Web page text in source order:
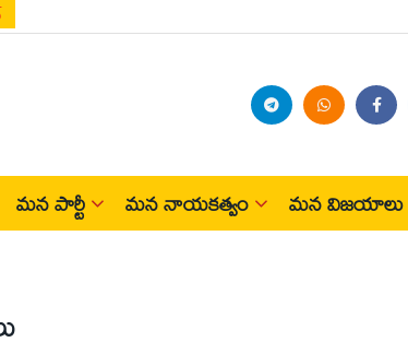
మన పార్టీ మన నాయకత్వం మన విజయాలు